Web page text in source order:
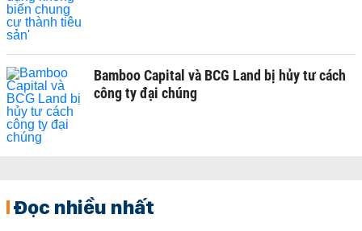
Bamboo Capital và BCG Land bị hủy tư cách
công ty đại chúng
Đọc nhiều nhất